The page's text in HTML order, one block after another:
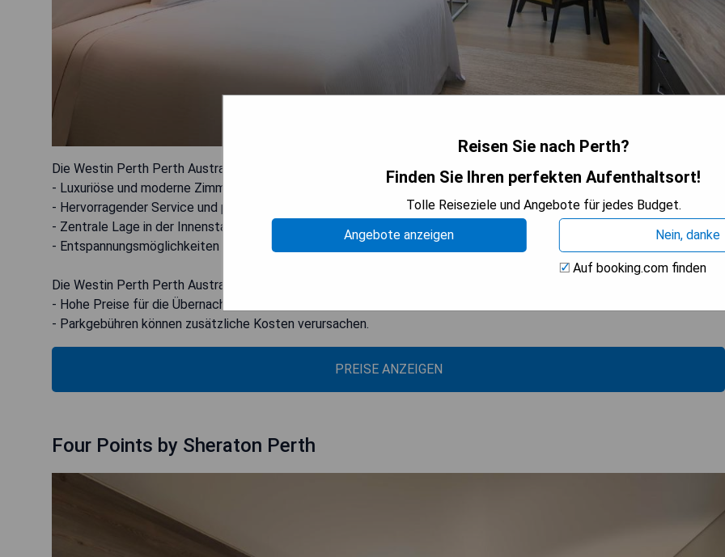
Die Westin Perth Perth Australien - Pros:
- Luxuriöse und moderne Zimmer
- Hervorragender Service und professionelles Personal
- Zentrale Lage in der Innenstadt von Perth
- Entspannungsmöglichkeiten wie Spa und Fitnessstudio
Die Westin Perth Perth Australien - Cons:
- Hohe Preise für die Übernachtung
- Parkgebühren können zusätzliche Kosten verursachen.
PREISE ANZEIGEN
Four Points by Sheraton Perth
Reisen Sie nach Perth?
Finden Sie Ihren perfekten Aufenthaltsort!
Tolle Reiseziele und Angebote für jedes Budget.
Angebote anzeigen
Nein, danke
Auf booking.com finden